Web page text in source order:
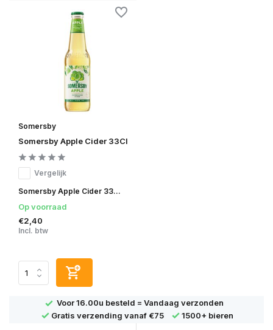
Somersby
Somersby Apple Cider 33Cl
Vergelijk
Somersby Apple Cider 33...
Op voorraad
€2,40
Incl. btw
Voor 16.00u besteld = Vandaag verzonden
Gratis verzending vanaf €75 1500+ bieren